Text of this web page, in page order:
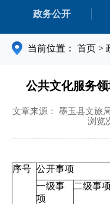
政务公开
当前位置： 首页 >
公共文化服务
文章来源： 墨玉县文旅
浏览
序号 公开事项
一级事
项
二级事项